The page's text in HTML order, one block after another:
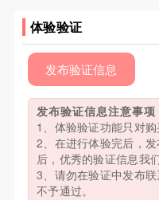
体验验证
发布验证信息
发布验证信息注意事项
1、体验验证功能只对购
2、在进行体验完后，
后，优秀的验证信息我
3、请勿在验证中发布
不予通过。